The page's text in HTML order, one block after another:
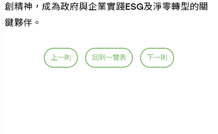
創精神，成為政府與企業實踐ESG及淨零轉型的關
鍵夥伴。
上一則 回到一覽表 下一則